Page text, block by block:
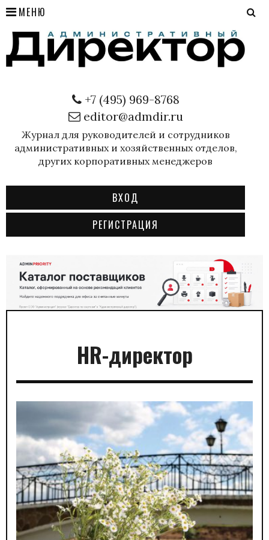
МЕНЮ
+7 (495) 969-8768
editor@admdir.ru
Журнал для руководителей и сотрудников
административных и хозяйственных отделов,
других корпоративных менеджеров
ВХОД
РЕГИСТРАЦИЯ
HR-директор